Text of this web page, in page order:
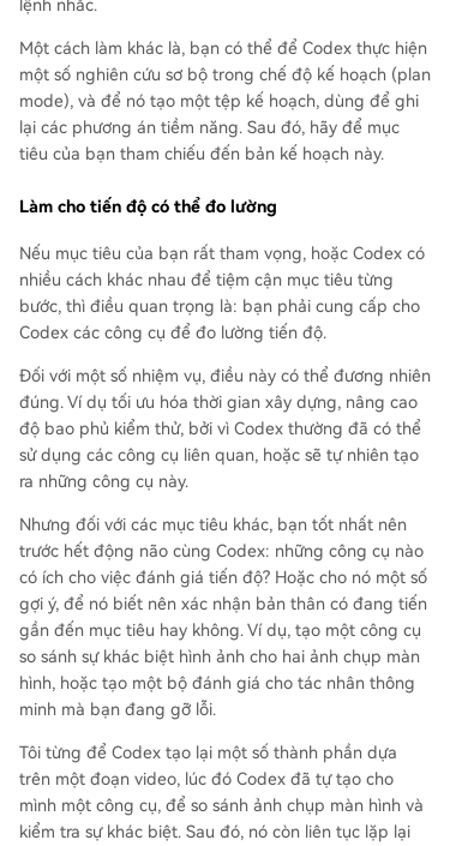
lệnh nhắc.
Một cách làm khác là, bạn có thể để Codex thực hiện
một số nghiên cứu sơ bộ trong chế độ kế hoạch (plan
mode), và để nó tạo một tệp kế hoạch, dùng để ghi
lại các phương án tiềm năng. Sau đó, hãy để mục
tiêu của bạn tham chiếu đến bản kế hoạch này.
Làm cho tiến độ có thể đo lường
Nếu mục tiêu của bạn rất tham vọng, hoặc Codex có
nhiều cách khác nhau để tiệm cận mục tiêu từng
bước, thì điều quan trọng là: bạn phải cung cấp cho
Codex các công cụ để đo lường tiến độ.
Đối với một số nhiệm vụ, điều này có thể đương nhiên
đúng. Ví dụ tối ưu hóa thời gian xây dựng, nâng cao
độ bao phủ kiểm thử, bởi vì Codex thường đã có thể
sử dụng các công cụ liên quan, hoặc sẽ tự nhiên tạo
ra những công cụ này.
Nhưng đối với các mục tiêu khác, bạn tốt nhất nên
trước hết động não cùng Codex: những công cụ nào
có ích cho việc đánh giá tiến độ? Hoặc cho nó một số
gợi ý, để nó biết nên xác nhận bản thân có đang tiến
gần đến mục tiêu hay không. Ví dụ, tạo một công cụ
so sánh sự khác biệt hình ảnh cho hai ảnh chụp màn
hình, hoặc tạo một bộ đánh giá cho tác nhân thông
minh mà bạn đang gỡ lỗi.
Tôi từng để Codex tạo lại một số thành phần dựa
trên một đoạn video, lúc đó Codex đã tự tạo cho
mình một công cụ, để so sánh ảnh chụp màn hình và
kiểm tra sự khác biệt. Sau đó, nó còn liên tục lặp lại